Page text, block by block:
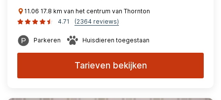
11.06 17.8 km van het centrum van Thornton
4.71
(2364 reviews)
Parkeren Huisdieren toegestaan
Tarieven bekijken